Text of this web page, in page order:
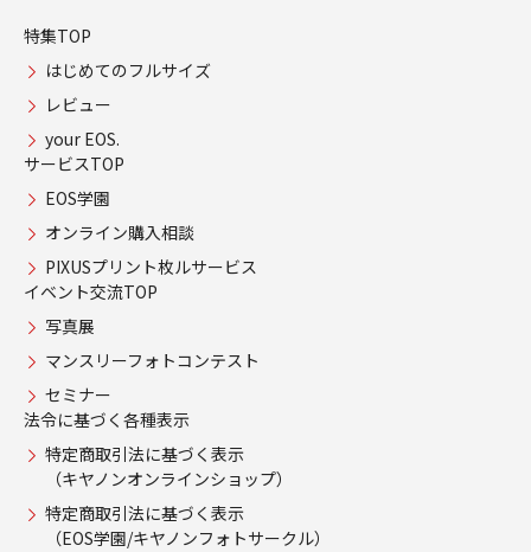
特集TOP
はじめてのフルサイズ
レビュー
your EOS.
サービスTOP
EOS学園
オンライン購入相談
PIXUSプリント枚ルサービス
イベント交流TOP
写真展
マンスリーフォトコンテスト
セミナー
法令に基づく各種表示
特定商取引法に基づく表示
（キヤノンオンラインショップ）
特定商取引法に基づく表示
（EOS学園/キヤノンフォトサークル）